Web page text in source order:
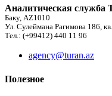
Аналитическая служба
Баку, AZ1010
Ул. Сулеймана Рагимова 186,
Тел.: (+99412) 440 11 96
agency@turan.az
Полезное